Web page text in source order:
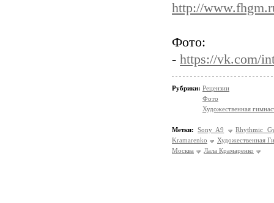
http://
Фото:
- https://vk.com/
Рубрики: Рецензии
Фото
Художественная
Метки: Sony A9
Rhythmic
Kramarenko
Художественная
Москва
Лала Крамаренко